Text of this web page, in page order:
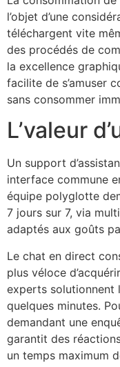
l’objet d’une
téléchargent vite
des procédés de
la excellence
facilite de s’amuser
sans consommer
L’valeur
Un support
interface commune
équipe polyglotte
7 jours sur 7, via
adaptés aux goûts
Le chat en direct
plus véloce
experts solutionnent
quelques minutes.
demandant une
garantit des
un temps maximum